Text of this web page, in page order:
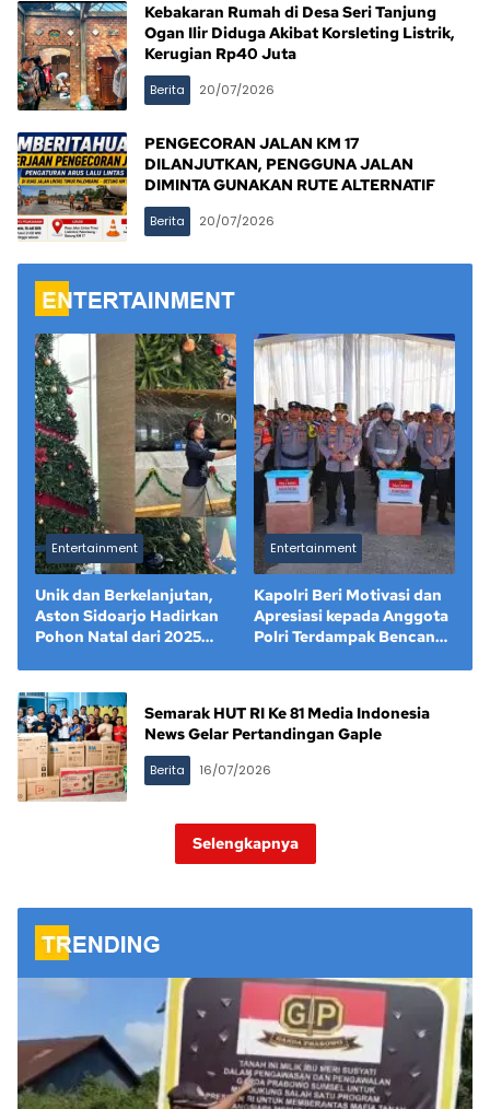
Kebakaran Rumah di Desa Seri Tanjung
Ogan Ilir Diduga Akibat Korsleting Listrik,
Kerugian Rp40 Juta
Berita 20/07/2026
PENGECORAN JALAN KM 17
DILANJUTKAN, PENGGUNA JALAN
DIMINTA GUNAKAN RUTE ALTERNATIF
Berita 20/07/2026
Entertainment
Unik dan Berkelanjutan,
Aston Sidoarjo Hadirkan
Pohon Natal dari 2025
Entertainment
Kapolri Beri Motivasi dan
Apresiasi kepada Anggota
Polri Terdampak Bencana
Semarak HUT RI Ke 81 Media Indonesia
News Gelar Pertandingan Gaple
Berita 16/07/2026
Selengkapnya